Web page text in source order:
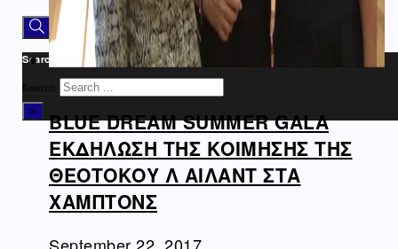
Search site
Search
×
BLUE DREAM SUMMER GALA
ΕΚΔΗΛΩΣΗ ΤΗΣ ΚΟΙΜΗΣΗΣ ΤΗΣ
ΘΕΟΤΟΚΟΥ Λ ΑΙΛΑΝΤ ΣΤΑ
ΧΑΜΠΤΟΝΣ